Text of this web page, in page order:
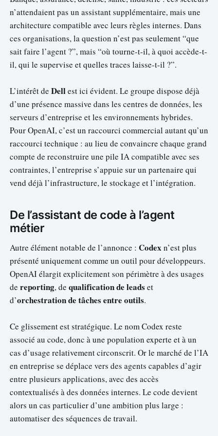
n’attendaient pas un assistant supplémentaire, mais une
architecture compatible avec leurs règles internes. Dans
ces organisations, la question n’est pas seulement “que
sait faire l’agent ?”, mais “où tourne-t-il, à quoi accède-t-
il, qui le supervise et quelles traces laisse-t-il ?”.
L’intérêt de Dellest ici évident. Le groupe dispose déjà
d’une présence massive dans les centres de données, les
serveurs d’entreprise et les environnements hybrides.
Pour OpenAI, c’est un raccourci commercial autant qu’un
raccourci technique : au lieu de convaincre chaque grand
compte de reconstruire une pile IA compatible avec ses
contraintes, l’entreprise s’appuie sur un partenaire qui
vend déjà l’infrastructure, le stockage et l’intégration.
De l’assistant de code à l’agent
métier
Autre élément notable de l’annonce : Codexn’est plus
présenté uniquement comme un outil pour développeurs.
OpenAI élargit explicitement son périmètre à des usages
de reporting, de qualification de leads et
d’orchestration de tâches entre outils.
Ce glissement est stratégique. Le nom Codex reste
associé au code, donc à une population experte et à un
cas d’usage relativement circonscrit. Or le marché de l’IA
en entreprise se déplace vers des agents capables d’agir
entre plusieurs applications, avec des accès
contextualisés à des données internes. Le code devient
alors un cas particulier d’une ambition plus large :
automatiser des séquences de travail.